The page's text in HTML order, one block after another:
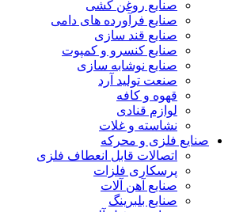
صنایع روغن کشی
صنایع فرآورده های دامی
صنایع قند سازی
صنایع کنسرو و کمپوت
صنایع نوشابه سازی
صنعت تولید آرد
قهوه و کافه
لوازم قنادی
نشاسته و غلات
صنایع فلزی و محرکه
اتصالات قابل انعطاف فلزی
پرسکاری فلزات
صنایع آهن آلات
صنایع بلبرینگ